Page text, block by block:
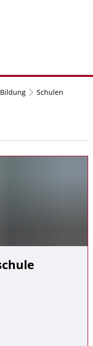
Bildung Schulen